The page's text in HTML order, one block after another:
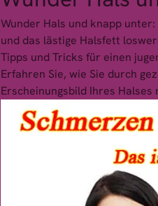
Wunder Hals und knapp
und das lästige Halsfett
Tipps und Tricks für einen
Erfahren Sie, wie Sie durch
Erscheinungsbild Ihres